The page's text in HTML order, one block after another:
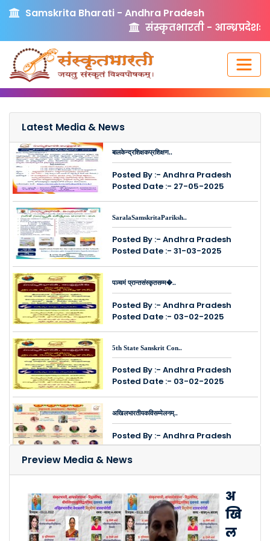
Samskrita Bharati - Andhra Pradesh
संस्कृतभारती - आन्ध्रप्रदेशः
Latest Media & News
बालकेन्द्रशिक्षकप्रशिक्षण..
Posted By :- Andhra Pradesh
Posted Date :- 27-05-2025
SaralaSamskritaPariksh..
Posted By :- Andhra Pradesh
Posted Date :- 31-03-2025
पञ्चमं प्रान्तसंस्कृतसम्म�..
Posted By :- Andhra Pradesh
Posted Date :- 03-02-2025
5th State Sanskrit Con..
Posted By :- Andhra Pradesh
Posted Date :- 03-02-2025
अखिलभारतीयकविसम्मेलनम्..
Posted By :- Andhra Pradesh
Posted Date :- 14-12-2024
Posted By :- Andhra Pradesh
Posted Date :- 12-12-2024
Preview Media & News
अ
खि
ल